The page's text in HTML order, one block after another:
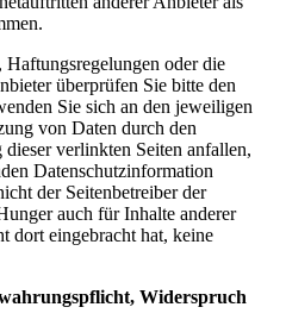
oder die
überprüfen Sie bitte den
Sie sich an den jeweiligen
von Daten durch den
verlinkten Seiten anfallen,
Datenschutzinformation
der Seitenbetreiber der
auch für Inhalte anderer
dort eingebracht hat, keine
Widerspruch